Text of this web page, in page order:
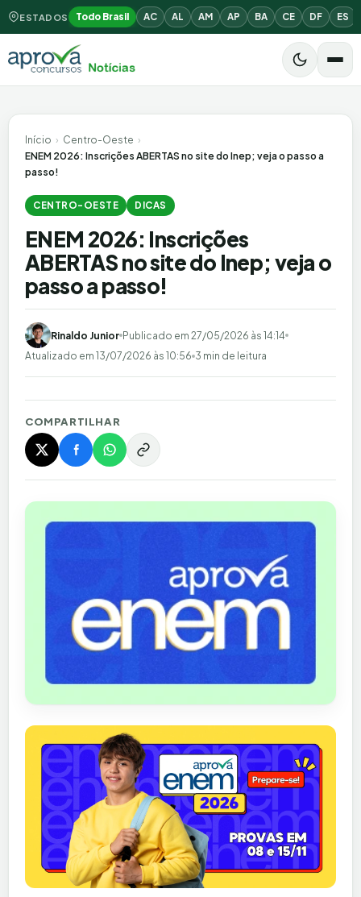
ESTADOS Todo Brasil AC AL AM AP BA CE DF ES
Início › Centro-Oeste ›
ENEM 2026: Inscrições ABERTAS no site do Inep; veja o passo a
passo!
CENTRO-OESTE DICAS
ENEM 2026: Inscrições
ABERTAS no site do Inep; veja o
passo a passo!
Rinaldo Junior Publicado em 27/05/2026 às 14:14
Atualizado em 13/07/2026 às 10:56 3 min de leitura
COMPARTILHAR